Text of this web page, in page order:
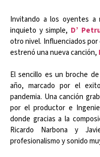
Invitando a los oyentes a
inquieto y simple, D’
otro nivel. Influenciados por
estrenó una nueva canción,
El sencillo es un broche
año, marcado por el
pandemia. Una canción
por el productor e
donde gracias a la
Ricardo Narbona y
profesionalismo y sonido